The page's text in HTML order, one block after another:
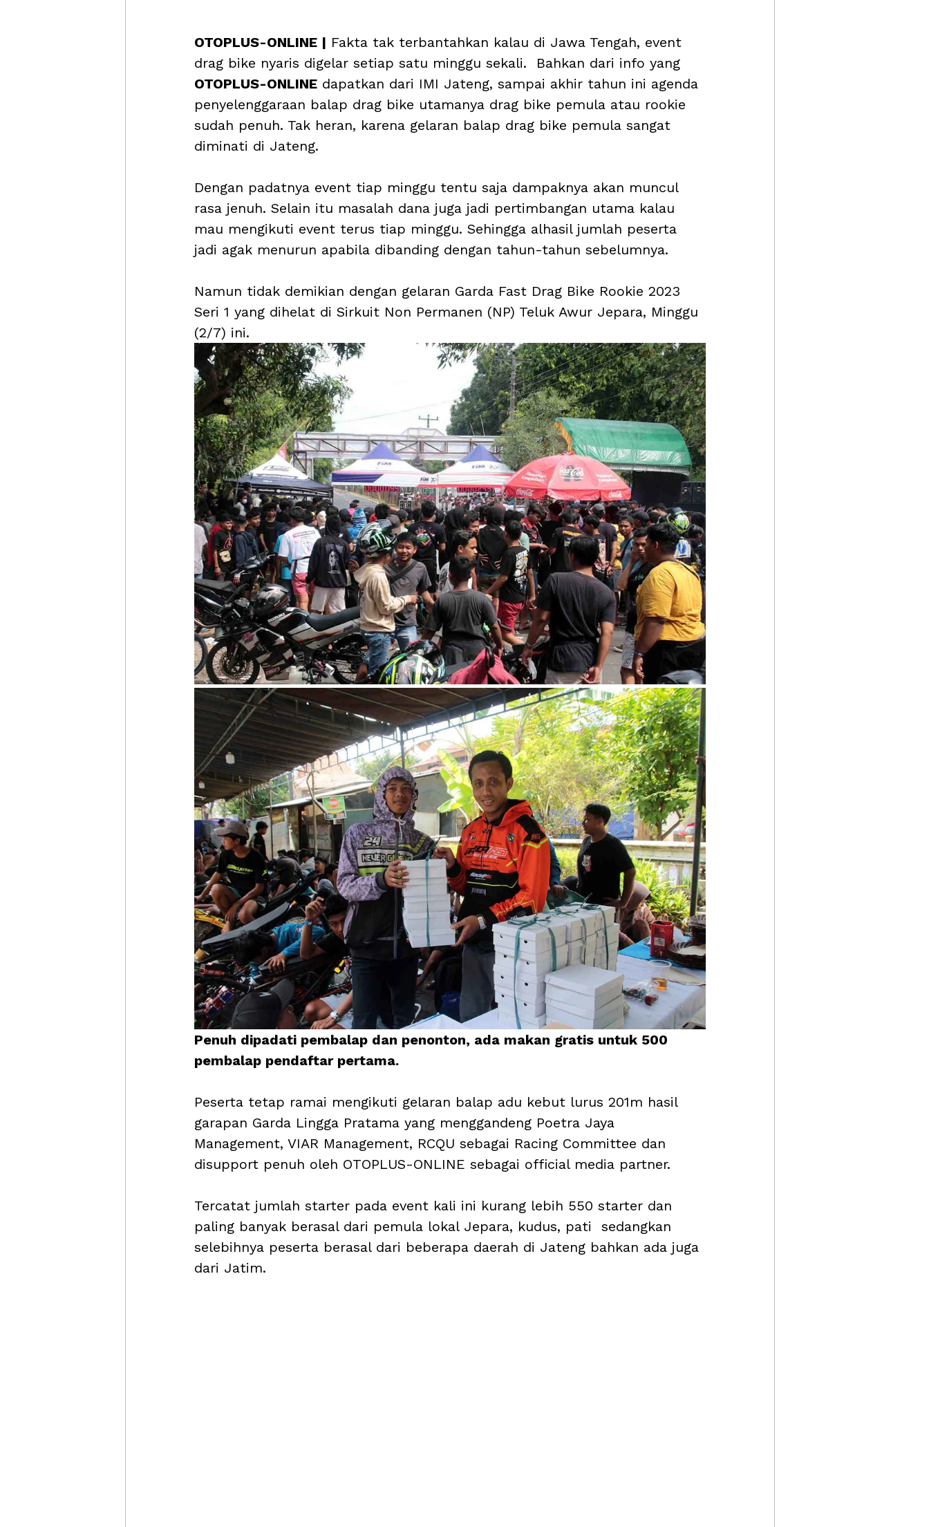
OTOPLUS-ONLINE | Fakta tak terbantahkan kalau di Jawa Tengah, event
drag bike nyaris digelar setiap satu minggu sekali.  Bahkan dari info yang
OTOPLUS-ONLINE dapatkan dari IMI Jateng, sampai akhir tahun ini agenda
penyelenggaraan balap drag bike utamanya drag bike pemula atau rookie
sudah penuh. Tak heran, karena gelaran balap drag bike pemula sangat
diminati di Jateng.
Dengan padatnya event tiap minggu tentu saja dampaknya akan muncul
rasa jenuh. Selain itu masalah dana juga jadi pertimbangan utama kalau
mau mengikuti event terus tiap minggu. Sehingga alhasil jumlah peserta
jadi agak menurun apabila dibanding dengan tahun-tahun sebelumnya.
Namun tidak demikian dengan gelaran Garda Fast Drag Bike Rookie 2023
Seri 1 yang dihelat di Sirkuit Non Permanen (NP) Teluk Awur Jepara, Minggu
(2/7) ini.
Penuh dipadati pembalap dan penonton, ada makan gratis untuk 500
pembalap pendaftar pertama.
Peserta tetap ramai mengikuti gelaran balap adu kebut lurus 201m hasil
garapan Garda Lingga Pratama yang menggandeng Poetra Jaya
Management, VIAR Management, RCQU sebagai Racing Committee dan
disupport penuh oleh OTOPLUS-ONLINE sebagai official media partner.
Tercatat jumlah starter pada event kali ini kurang lebih 550 starter dan
paling banyak berasal dari pemula lokal Jepara, kudus, pati  sedangkan
selebihnya peserta berasal dari beberapa daerah di Jateng bahkan ada juga
dari Jatim.